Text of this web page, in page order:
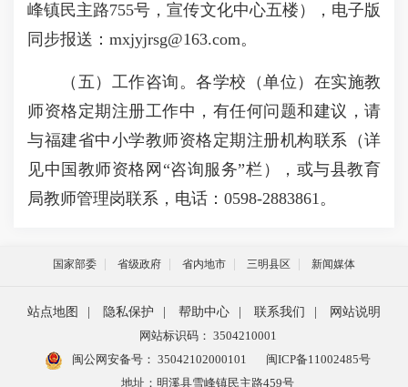
峰镇民主路755号，宣传文化中心五楼），电子版
同步报送：mxjyjrsg@163.com。
（五）工作咨询。各学校（单位）在实施教
师资格定期注册工作中，有任何问题和建议，请
与福建省中小学教师资格定期注册机构联系（详
见中国教师资格网“咨询服务”栏），或与县教育
局教师管理岗联系，电话：0598-2883861。
国家部委 省级政府 省内地市 三明县区 新闻媒体
站点地图 隐私保护 帮助中心 联系我们
网站说明
网站标识码： 3504210001
闽公网安备号： 35042102000101
闽ICP备11002485号
地址：明溪县雪峰镇民主路459号